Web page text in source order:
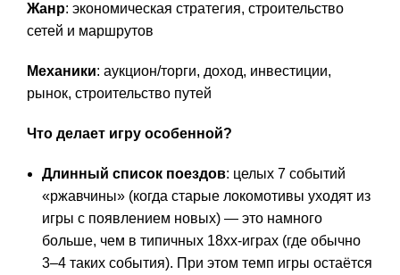
Жанр: экономическая стратегия, строительство
сетей и маршрутов
Механики: аукцион/торги, доход, инвестиции,
рынок, строительство путей
Что делает игру особенной?
Длинный список поездов: целых 7 событий
«ржавчины» (когда старые локомотивы уходят из
игры с появлением новых) — это намного
больше, чем в типичных 18xx‑играх (где обычно
3–4 таких события). При этом темп игры остаётся